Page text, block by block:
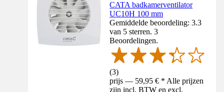
CATA badkamerventilator
UC10H 100 mm
Gemiddelde beoordeling: 3.3
van 5 sterren. 3
Beoordelingen.
(3)
prijs — 59,95 € * Alle prijzen
zijn incl. BTW en excl.